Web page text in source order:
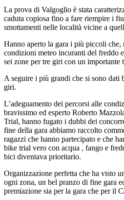
La prova di Valgoglio è stata
caduta copiosa fino a fare riempire i
smottamenti nelle località vicine a
Hanno aperto la gara i più piccoli che,
condizioni meteo incuranti del freddo
sei zone per tre giri con un importante
A seguire i più grandi che si sono dati
giri.
L’adeguamento dei percorsi alle
bravissimo ed esperto Roberto
Trial, hanno fugato i dubbi dei
fine della gara abbiamo raccolto
ragazzi che hanno partecipato e che
bike trial vero con acqua , fango e
bici diventava prioritario.
Organizzazione perfetta che ha visto
ogni zona, un bel pranzo di fine gara
premiazione sia per la gara che per il